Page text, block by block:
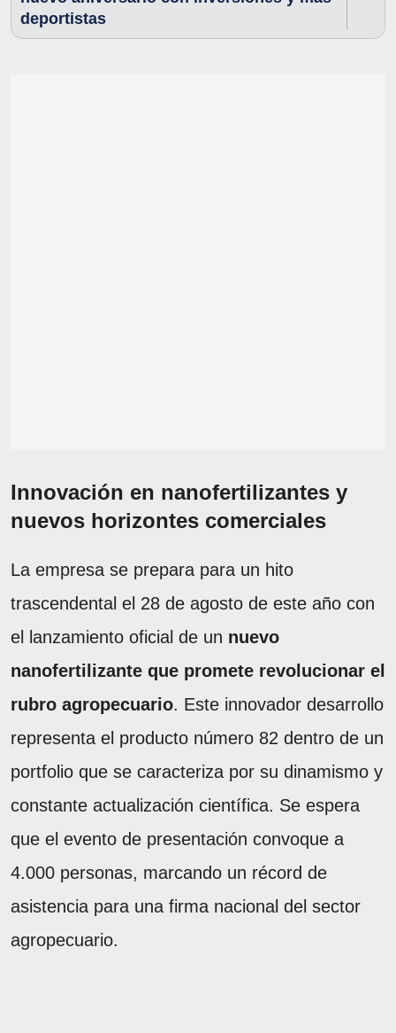
deportistas
Innovación en nanofertilizantes y
nuevos horizontes comerciales
La empresa se prepara para un hito
trascendental el 28 de agosto de este año con
el lanzamiento oficial de un nuevo
nanofertilizante que promete revolucionar el
rubro agropecuario. Este innovador desarrollo
representa el producto número 82 dentro de un
portfolio que se caracteriza por su dinamismo y
constante actualización científica. Se espera
que el evento de presentación convoque a
4.000 personas, marcando un récord de
asistencia para una firma nacional del sector
agropecuario.